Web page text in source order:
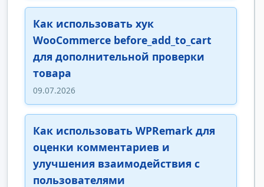
Как использовать хук
WooCommerce before_add_to_cart
для дополнительной проверки
товара
09.07.2026
Как использовать WPRemark для
оценки комментариев и
улучшения взаимодействия с
пользователями